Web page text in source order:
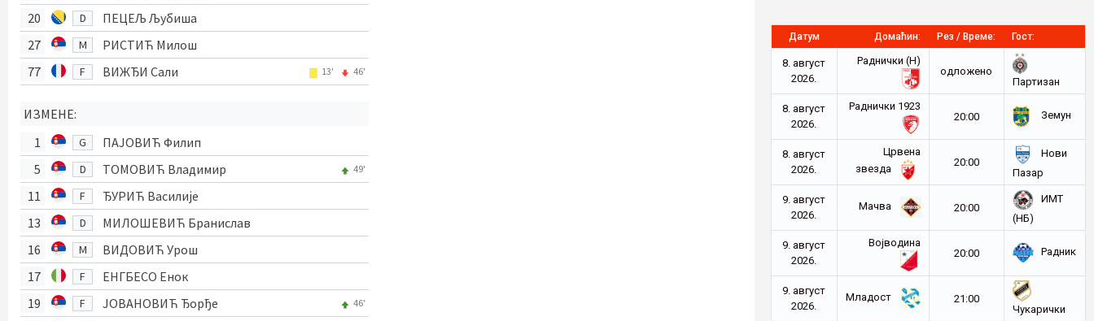
20
D
ПЕЦЕЉ Љубиша
27
M
РИСТИЋ Милош
77
F ВИЖЂИ Сали 13' 46'
ИЗМЕНЕ:
1
G
ПАЈОВИЋ Филип
5
D ТОМОВИЋ Владимир 49'
11 F
ЂУРИЋ Василије
13
D
МИЛОШЕВИЋ Бранислав
16
M
ВИДОВИЋ Урош
17
F
ЕНГБЕСО Енок
19
F ЈОВАНОВИЋ Ђорђе 46'
Датум Домаћин: Рез / Време: Гост:
8. август
2026.
Раднички (Н)
oдложено
Партизан
8. август
2026.
Раднички 1923
20:00
Земун
8. август
2026.
Црвена
звезда
20:00
Нови
Пазар
9. август
2026.
Мачва 20:00
ИМТ
(НБ)
9. август
2026.
Војводина
20:00
Радник
9. август
2026.
Младост
21:00
Чукарички